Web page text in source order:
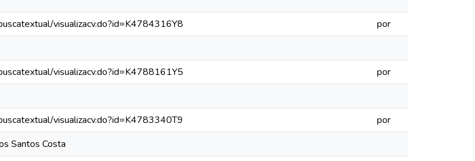
visualizacv.do?id=K4784316Y8
por
visualizacv.do?id=K4788161Y5
por
visualizacv.do?id=K4783340T9
por
Santos Costa